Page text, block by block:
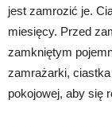
jest zamrozić je.
miesięcy. Przed
zamkniętym
zamrażarki,
pokojowej, aby się